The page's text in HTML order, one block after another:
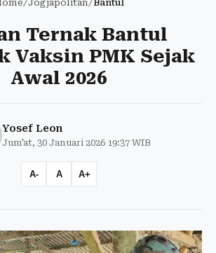
/Jogjapolitan/Bantul
Ternak Bantul
Vaksin PMK Sejak
Awal 2026
Yosef Leon
Jum'at, 30 Januari 2026 19:37 WIB
A- A A+